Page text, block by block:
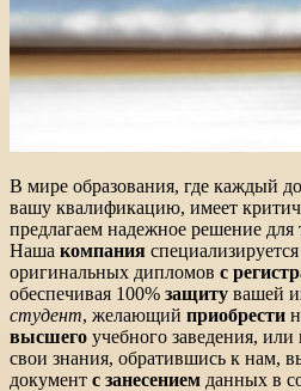
В мире образования, где каждый
вашу квалификацию, имеет
предлагаем надежное решение для
Наша компания
оригинальных дипломов с
обеспечивая 100% защиту вашей
студент, желающий приобрести
высшего учебного заведения, или
свои знания, обратившись к нам,
документ с занесением данных в